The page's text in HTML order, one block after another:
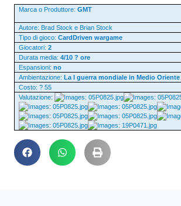
Marca o Produttore:GMT
Autore: Brad Stock e Brian Stock
Tipo di gioco:CardDriven wargame
Giocatori:2
Durata media:4/10 ? ore
Espansioni:no
Ambientazione: La I guerra mondiale in Medio Oriente
Costo: ? 55
Valutazione: